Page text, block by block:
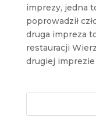
imprezy, jedna
poprowadził
druga impreza
restauracji
drugiej